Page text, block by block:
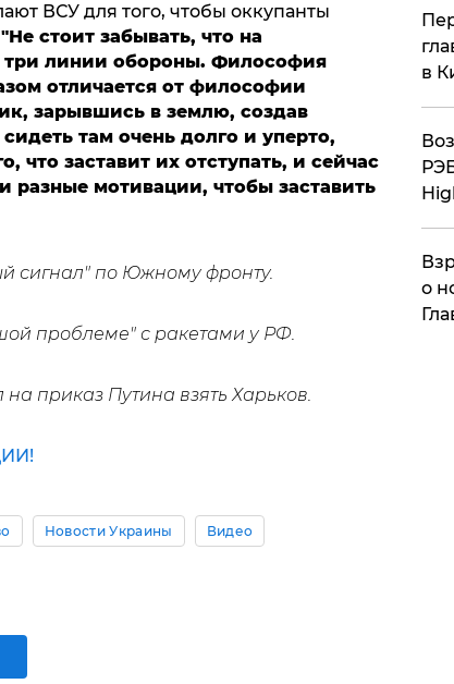
ВСУ для того, чтобы оккупанты
"Не стоит забывать, что на
три линии обороны. Философия
отличается от философии
зарывшись в землю, создав
там очень долго и уперто,
что заставит их отступать, и сейчас
мотивации, чтобы заставить
сигнал" по Южному фронту.
проблеме" с ракетами у РФ.
на приказ Путина взять Харьков.
Новости Украины Видео
в
о